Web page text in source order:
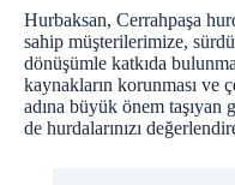
Hurbaksan, Cerrahpaşa
sahip müşterilerimize,
dönüşümle katkıda
kaynakların korunması ve
adına büyük önem taşıyan
de hurdalarınızı